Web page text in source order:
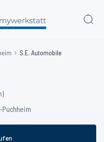
S.E. Automobile